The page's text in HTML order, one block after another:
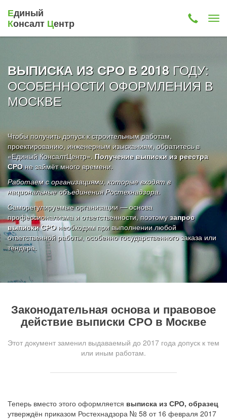
Единый
Консалт Центр
ВЫПИСКА ИЗ СРО В 2018 ГОДУ:
ОСОБЕННОСТИ ОФОРМЛЕНИЯ В
МОСКВЕ
Чтобы получить допуск к строительным работам,
проектированию, инженерным изысканиям, обратитесь в
«Единый КонсалтЦентр». Получение выписки из реестра
СРОне займёт много времени.
Работаем с организациями, которые входят в
национальные объединения Ростехнадзора.
Саморегулируемые организации — основа
профессионализма и ответственности, поэтомузапрос
выписки СРОнеобходим при выполнении любой
ответственной работы, особенно государственного заказа или
тендера.
Законодательная основа и правовое
действие выписки СРО в Москве
Этот документ заменил выдаваемый до 2017 года допуск к тем
или иным работам.
Теперь вместо этого оформляется выписка из СРО, образец
утверждён приказом Ростехнадзора № 58 от 16 февраля 2017